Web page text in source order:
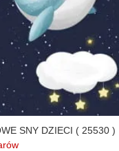
SNY DZIECI ( 25530 )